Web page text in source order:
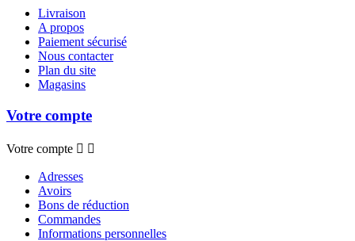
Livraison
A propos
Paiement sécurisé
Nous contacter
Plan du site
Magasins
Votre compte
Votre compte  
Adresses
Avoirs
Bons de réduction
Commandes
Informations personnelles